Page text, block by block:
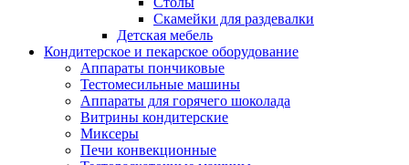
Скамейки для раздевалки
Детская мебель
Кондитерское и пекарское оборудование
Аппараты пончиковые
Тестомесильные машины
Аппараты для горячего шоколада
Витрины кондитерские
Миксеры
Печи конвекционные